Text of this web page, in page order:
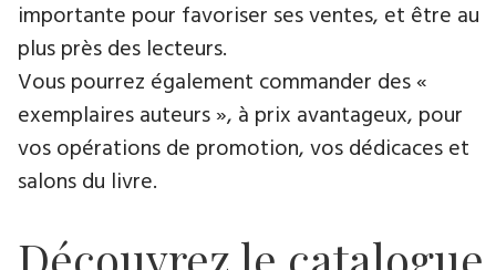
importante pour favoriser ses ventes, et être au
plus près des lecteurs.
Vous pourrez également commander des «
exemplaires auteurs », à prix avantageux, pour
vos opérations de promotion, vos dédicaces et
salons du livre.
Découvrez le catalogue